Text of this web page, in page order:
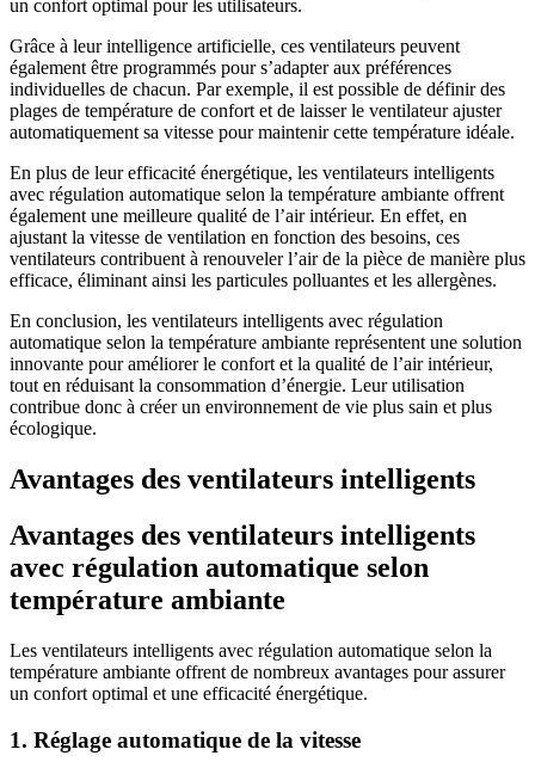
un confort optimal pour les utilisateurs.
Grâce à leur intelligence artificielle, ces ventilateurs peuvent
également être programmés pour s’adapter aux préférences
individuelles de chacun. Par exemple, il est possible de définir des
plages de température de confort et de laisser le ventilateur ajuster
automatiquement sa vitesse pour maintenir cette température idéale.
En plus de leur efficacité énergétique, les ventilateurs intelligents
avec régulation automatique selon la température ambiante offrent
également une meilleure qualité de l’air intérieur. En effet, en
ajustant la vitesse de ventilation en fonction des besoins, ces
ventilateurs contribuent à renouveler l’air de la pièce de manière plus
efficace, éliminant ainsi les particules polluantes et les allergènes.
En conclusion, les ventilateurs intelligents avec régulation
automatique selon la température ambiante représentent une solution
innovante pour améliorer le confort et la qualité de l’air intérieur,
tout en réduisant la consommation d’énergie. Leur utilisation
contribue donc à créer un environnement de vie plus sain et plus
écologique.
Avantages des ventilateurs intelligents
Avantages des ventilateurs intelligents
avec régulation automatique selon
température ambiante
Les ventilateurs intelligents avec régulation automatique selon la
température ambiante offrent de nombreux avantages pour assurer
un confort optimal et une efficacité énergétique.
1. Réglage automatique de la vitesse